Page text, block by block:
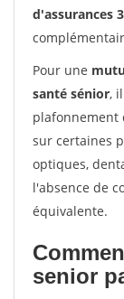
d'assurances
Pour une
santé sénior,
plafonnement
sur certaines
optiques,
l'absence de
équivalente.
senior